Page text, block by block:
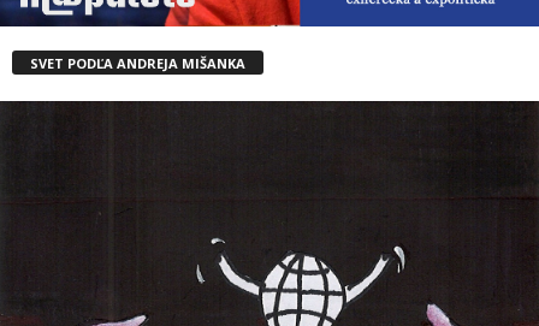
SVET PODĽA ANDREJA MIŠANKA